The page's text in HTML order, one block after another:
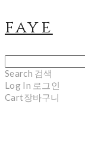
faye
Search 검색
Log In 로그인
Cart장바구니